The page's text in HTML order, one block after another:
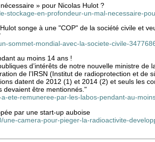
» pour Nicolas Hulot ?
stockage-en-profondeur-un-mal-necessaire-
songe à une "COP" de la société civile et
sommet-mondial-avec-la-societe-civile-
au moins 14 ans !
d’intérêts de notre nouvelle ministre de
de l’IRSN (Institut de radioprotection et de
datent de 2012 (1) et 2014 (2) et seuls les
devaient être mentionnés."
ete-remuneree-par-les-labos-pendant-au-
par une start-up auboise
camera-pour-pieger-la-radioactivite-